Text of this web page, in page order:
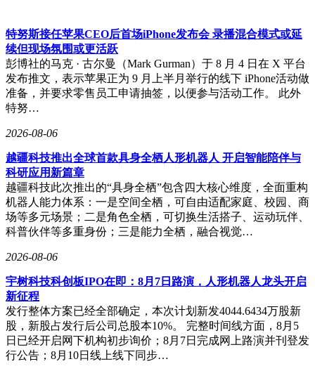
特努斯接任苹果CEO后首场iPhone发布会 录播混合模式或延
续但现场氛围或更活跃
彭博社的马克 · 古尔曼（Mark Gurman）于 8 月 4 日在 X 平台
发布推文，表示苹果正为 9 月上半月举行的线下 iPhone活动做
准备，并要求零售员工申请抽签，以便参与活动工作。 此外
特努…
2026-08-06
越疆科技推出全球首款具身全栖人形机器人 开启智能陪伴与
科研应用新篇章
越疆科技此次推出的“具身全栖”包含四大核心维度，全面重构
机器人能力体系：一是空间全栖，可自由适配家庭、校园、商
场等多元场景；二是角色全栖，可切换生活搭子、运动玩伴、
科普伙伴等多重身份；三是能力全栖，融合视觉…
2026-08-06
宇树科技科创板IPO在即：8月7日路演，人形机器人龙头开启
新征程
发行整体方案已经全部确定，本次计划新发4044.6434万股新
股，新股占发行后公司总股本10%。 完整时间线方面，8月5
日已经开启网下机构初步询价；8月7日完成网上路演并刊登发
行公告；8月10日线上线下同步…